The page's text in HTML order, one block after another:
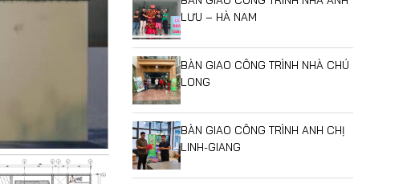
LƯU – HÀ NAM
BÀN GIAO CÔNG TRÌNH NHÀ CHÚ
LONG
BÀN GIAO CÔNG TRÌNH ANH CHỊ
LINH-GIANG